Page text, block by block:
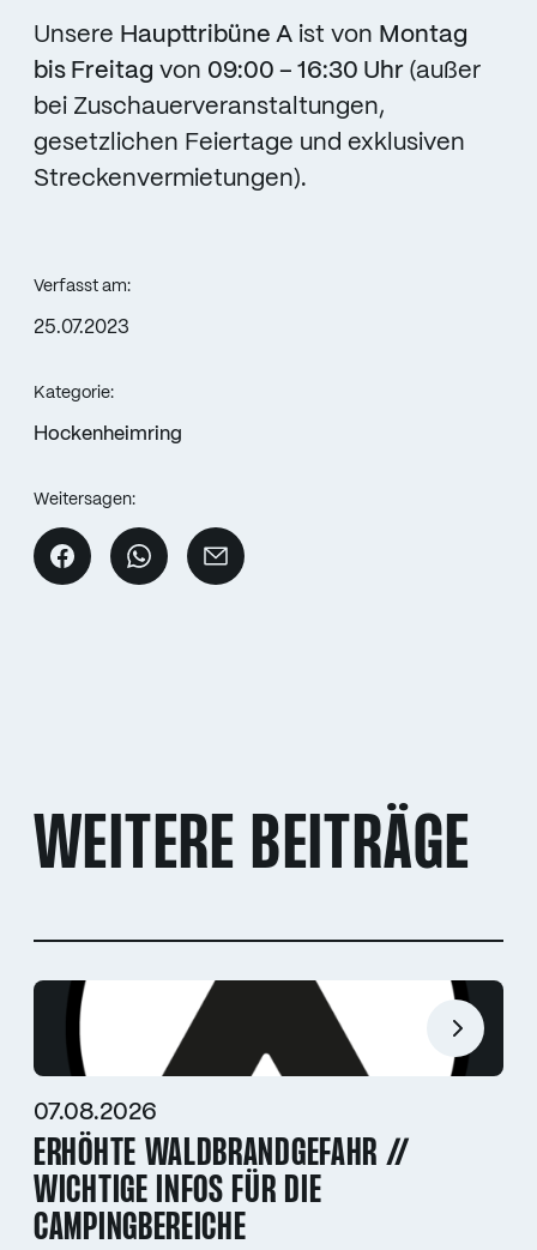
Unsere Haupttribüne A ist von Montag
bis Freitag von 09:00 – 16:30 Uhr (außer
bei Zuschauerveranstaltungen,
gesetzlichen Feiertage und exklusiven
Streckenvermietungen).
Verfasst am:
25.07.2023
Kategorie:
Hockenheimring
Weitersagen:
WEITERE BEITRÄGE
07.08.2026
ERHÖHTE WALDBRANDGEFAHR //
WICHTIGE INFOS FÜR DIE
CAMPINGBEREICHE